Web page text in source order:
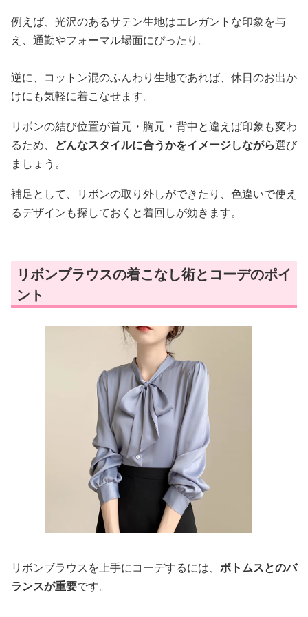
例えば、光沢のあるサテン生地はエレガントな印象を与
え、通勤やフォーマル場面にぴったり。
逆に、コットン混のふんわり生地であれば、休日のお出か
けにも気軽に着こなせます。
リボンの結び位置が首元・胸元・背中と違えば印象も変わ
るため、 どんなスタイルに合うかをイメージしながら選び
ましょう。
補足として、リボンの取り外しができたり、色違いで使え
るデザインも探しておくと着回しが効きます。
リボンブラウスの着こなし術とコーデのポイ
ント
リボンブラウスを上手にコーデするには、 ボトムスとのバ
ランスが重要です。